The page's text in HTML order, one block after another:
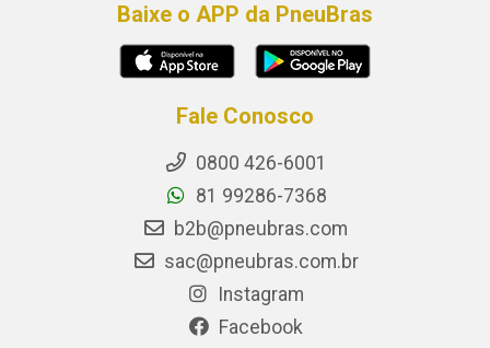
Baixe o APP da PneuBras
Fale Conosco
0800 426-6001
81 99286-7368
b2b@pneubras.com
sac@pneubras.com.br
Instagram
Facebook